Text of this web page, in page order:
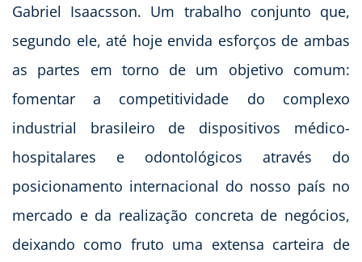
Gabriel Isaacsson. Um trabalho conjunto que,
segundo ele, até hoje envida esforços de ambas
as partes em torno de um objetivo comum:
fomentar a competitividade do complexo
industrial brasileiro de dispositivos médico-
hospitalares e odontológicos através do
posicionamento internacional do nosso país no
mercado e da realização concreta de negócios,
deixando como fruto uma extensa carteira de